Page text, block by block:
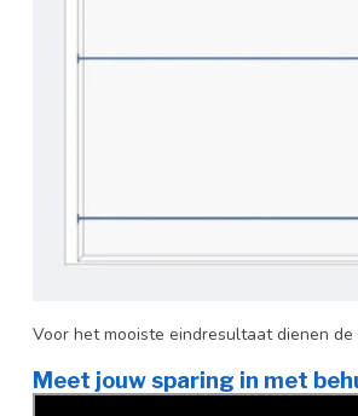
Voor het mooiste eindresultaat dienen
Meet jouw sparing in met